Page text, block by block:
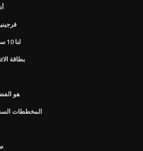
لنا 10 سنة عائد السندات الحكومية
بطاقة
هو
المخططات